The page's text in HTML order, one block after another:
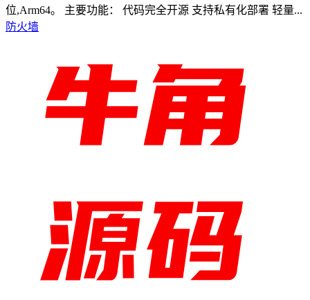
位,Arm64。 主要功能： 代码完全开源 支持私有化部署 轻量...
防火墙